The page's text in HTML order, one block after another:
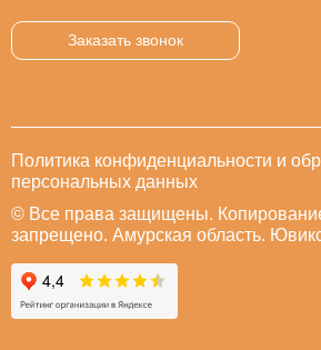
Заказать звонок
Политика конфиденциальности и
персональных данных
© Все права защищены.
запрещено. Амурская область.